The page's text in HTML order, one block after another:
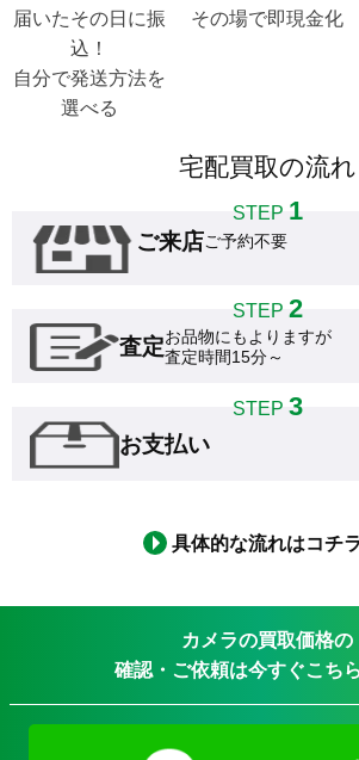
届いたその日に振
込！
自分で発送方法を
選べる
その場で即現金化
宅配買取の流れ
STEP 1
ご来店ご予約不要
STEP 2
査定お品物にもよりますが
査定時間15分～
STEP 3
お支払い
具体的な流れはコチラ
カメラの買取価格の
確認・ご依頼は今すぐこち